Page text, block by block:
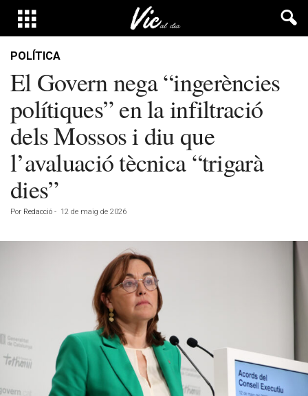
POLÍTICA
El Govern nega “ingerències
polítiques” en la infiltració
dels Mossos i diu que
l’avaluació tècnica “trigarà
dies”
Por Redacció - 12 de maig de 2026